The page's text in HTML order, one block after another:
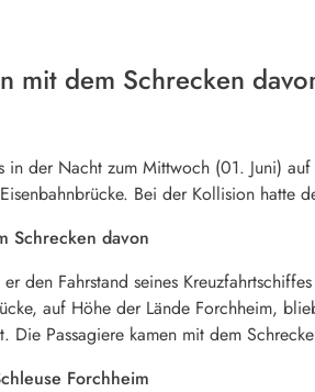
mit dem Schrecken
in der Nacht zum Mittwoch (01. Juni)
Bei der Kollision
Schrecken davon
den Fahrstand seines
auf Höhe der Lände Forchheim,
Die Passagiere kamen mit dem
Forchheim